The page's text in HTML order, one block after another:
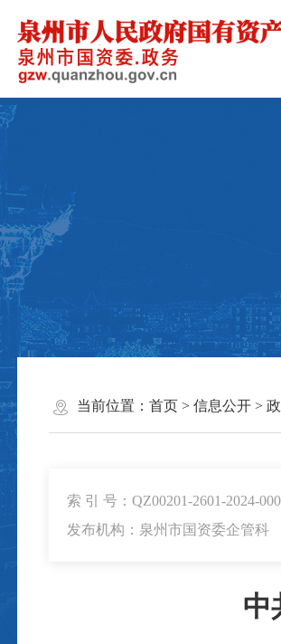
当前位置： 首页> 信息公开>
索 引 号：QZ00201-2601-2024-
发布机构：泉州市国资委企管科
中